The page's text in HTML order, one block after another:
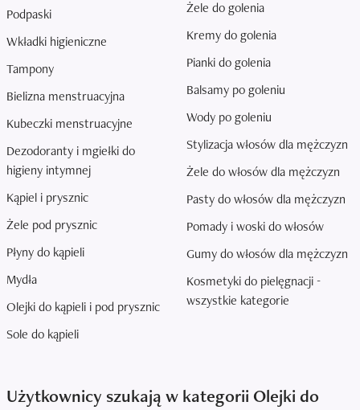
Podpaski
Wkładki higieniczne
Tampony
Bielizna menstruacyjna
Kubeczki menstruacyjne
Dezodoranty i mgiełki do
higieny intymnej
Kąpiel i prysznic
Żele pod prysznic
Płyny do kąpieli
Mydła
Olejki do kąpieli i pod prysznic
Sole do kąpieli
Żele do golenia
Kremy do golenia
Pianki do golenia
Balsamy po goleniu
Wody po goleniu
Stylizacja włosów dla mężczyzn
Żele do włosów dla mężczyzn
Pasty do włosów dla mężczyzn
Pomady i woski do włosów
Gumy do włosów dla mężczyzn
Kosmetyki do pielęgnacji -
wszystkie kategorie
Użytkownicy szukają w kategorii Olejki do